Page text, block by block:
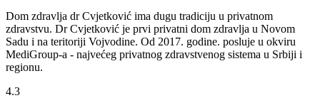
Dom zdravlja dr Cvjetković ima dugu tradiciju u privatnom
zdravstvu. Dr Cvjetković je prvi privatni dom zdravlja u Novom
Sadu i na teritoriji Vojvodine. Od 2017. godine. posluje u okviru
MediGroup-a - najvećeg privatnog zdravstvenog sistema u Srbiji i
regionu.
4.3